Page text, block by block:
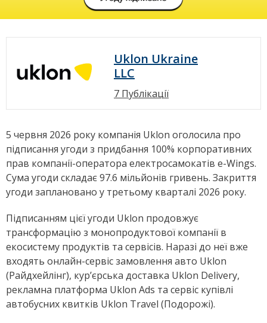
Uklon Ukraine
LLC
7 Публікації
5 червня 2026 року компанія Uklon оголосила про
підписання угоди з придбання 100% корпоративних
прав компанії-оператора електросамокатів e-Wings.
Сума угоди складає 97.6 мільйонів гривень. Закриття
угоди заплановано у третьому кварталі 2026 року.
Підписанням цієї угоди Uklon продовжує
трансформацію з монопродуктової компанії в
екосистему продуктів та сервісів. Наразі до неї вже
входять онлайн-сервіс замовлення авто Uklon
(Райдхейлінг), кур’єрська доставка Uklon Delivery,
рекламна платформа Uklon Ads та сервіс купівлі
автобусних квитків Uklon Travel (Подорожі).